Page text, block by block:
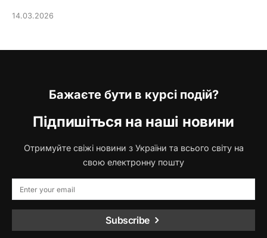
14.03.2026
Бажаєте бути в курсі подій?
Підпишіться на наші новини
Отримуйте свіжі новини з України та всього світу на
свою електронну пошту
Subscribe